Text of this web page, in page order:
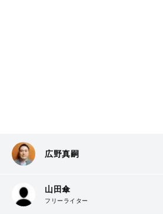
広野真嗣
山田傘
フリーライター